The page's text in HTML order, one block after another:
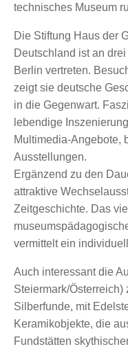
technisches Museum
Die Stiftung Haus der
Deutschland ist an
Berlin vertreten.
zeigt sie deutsche
in die Gegenwart.
lebendige
Multimedia-Angebote,
Ausstellungen.
Ergänzend zu den
attraktive
Zeitgeschichte. Das
vermittelt ein
Auch interessant die
Steiermark/
Silberfunde, mit
Keramikobjekte, die
Fundstätten